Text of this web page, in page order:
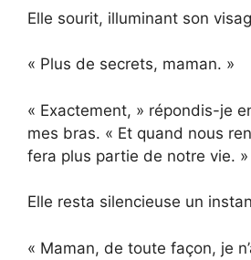
Elle sourit, illuminant son
« Plus de secrets, maman. »
« Exactement, » répondis-je
mes bras. « Et quand nous
fera plus partie de notre vie. »
Elle resta silencieuse un
« Maman, de toute façon, je